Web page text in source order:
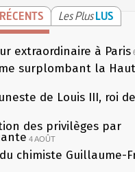
RÉCENTS Les PlusLUS
extraordinaire à Paris
surplombant la
de Louis III, roi
des privilèges par
4 AOÛT
chimiste Guillaume-